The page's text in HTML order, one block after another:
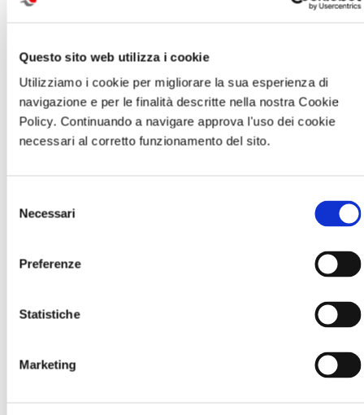
Questo sito web utilizza i cookie
Utilizziamo i cookie per migliorare la sua esperienza di
navigazione e per le finalità descritte nella nostra Cookie
Policy. Continuando a navigare approva l'uso dei cookie
necessari al corretto funzionamento del sito.
delNecessari
Preferenze
Statistiche
Marketing